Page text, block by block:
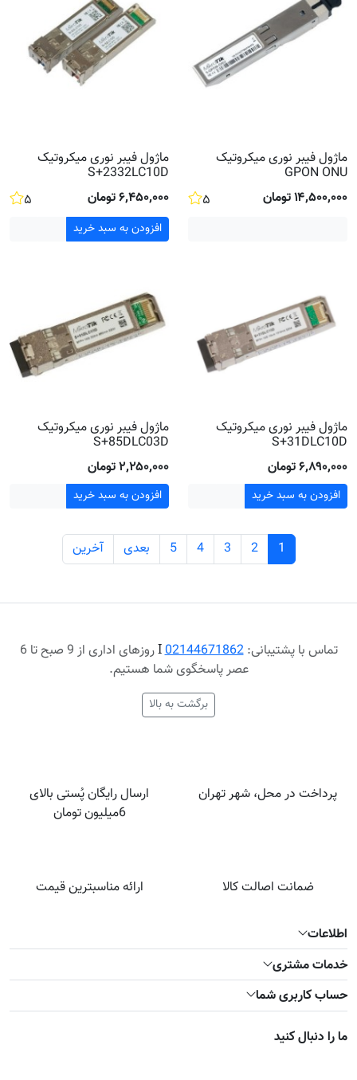
ماژول فیبر نوری میکروتیک
GPON ONU
۵
۱۴٬۵۰۰٬۰۰۰ تومان
ماژول فیبر نوری میکروتیک
S+2332LC10D
۵
۶٬۴۵۰٬۰۰۰ تومان
افزودن به سبد خرید
ماژول فیبر نوری میکروتیک
S+31DLC10D
۶٬۸۹۰٬۰۰۰ تومان
افزودن به سبد خرید
ماژول فیبر نوری میکروتیک
S+85DLC03D
۲٬۲۵۰٬۰۰۰ تومان
افزودن به سبد خرید
1
2
3
4
5 بعدی آخرین
تماس با پشتیبانی:02144671862
Ι
روزهای اداری از 9 صبح تا 6
عصر پاسخگوی شما هستیم.
برگشت به بالا
پرداخت در محل، شهر تهران
ارسال رایگان پُستی بالای
6میلیون تومان
ضمانت اصالت کالا ارائه مناسبترین قیمت
اطلاعات
خدمات مشتری
حساب کاربری شما
ما را دنبال کنید